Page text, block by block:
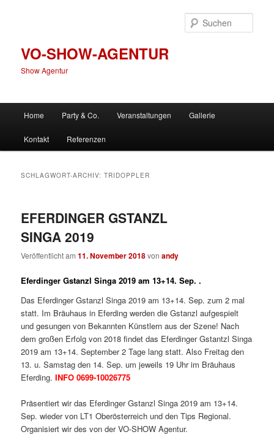
VO-SHOW-AGENTUR
Show Agentur
Home Party & Co. Veranstaltungen Gallerie
Kontakt Referenzen
SCHLAGWORT-ARCHIV:TRIDOPPLER
EFERDINGER GSTANZL
SINGA 2019
Veröffentlicht am11. November 2018vonandy
Eferdinger Gstanzl Singa 2019 am 13+14. Sep. .
Das Eferdinger Gstanzl Singa 2019 am 13+14. Sep. zum 2 mal
statt. Im Bräuhaus in Eferding werden die Gstanzl aufgespielt
und gesungen von Bekannten Künstlern aus der Szene! Nach
dem großen Erfolg von 2018 findet das Eferdinger Gstantzl Singa
2019 am 13+14. September 2 Tage lang statt. Also Freitag den
13. u. Samstag den 14. Sep. um jeweils 19 Uhr im Bräuhaus
Eferding. INFO 0699-10026775
Präsentiert wir das Eferdinger Gstanzl Singa 2019 am 13+14.
Sep. wieder von LT1 Oberösterreich und den Tips Regional.
Organisiert wir des von der VO-SHOW Agentur.